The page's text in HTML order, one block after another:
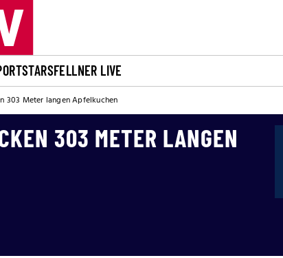
STARSFELLNER LIVE
303 Meter langen Apfelkuchen
303 METER LANGEN